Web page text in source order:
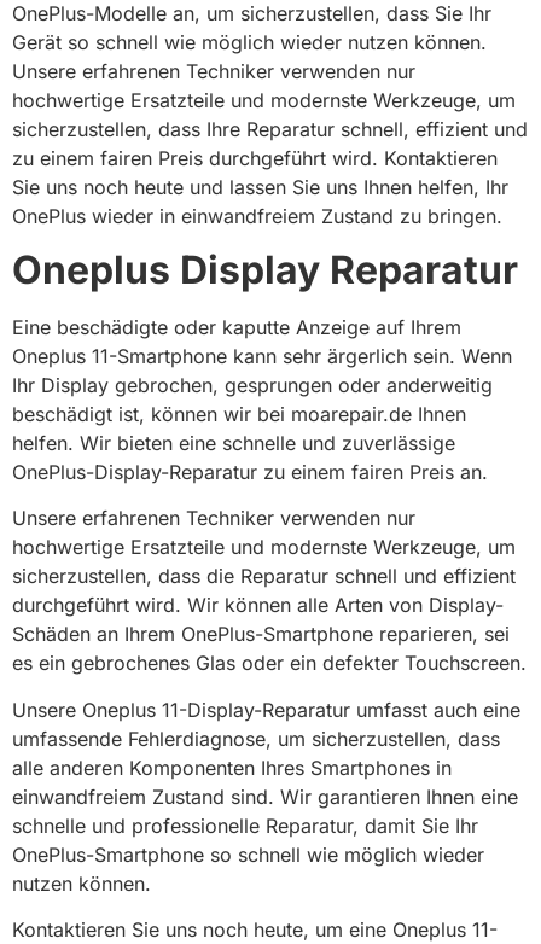
OnePlus-Modelle an, um sicherzustellen, dass Sie Ihr
Gerät so schnell wie möglich wieder nutzen können.
Unsere erfahrenen Techniker verwenden nur
hochwertige Ersatzteile und modernste Werkzeuge, um
sicherzustellen, dass Ihre Reparatur schnell, effizient und
zu einem fairen Preis durchgeführt wird. Kontaktieren
Sie uns noch heute und lassen Sie uns Ihnen helfen, Ihr
OnePlus wieder in einwandfreiem Zustand zu bringen.
Oneplus Display Reparatur​
Eine beschädigte oder kaputte Anzeige auf Ihrem
Oneplus 11-Smartphone kann sehr ärgerlich sein. Wenn
Ihr Display gebrochen, gesprungen oder anderweitig
beschädigt ist, können wir bei moarepair.de Ihnen
helfen. Wir bieten eine schnelle und zuverlässige
OnePlus-Display-Reparatur zu einem fairen Preis an.
Unsere erfahrenen Techniker verwenden nur
hochwertige Ersatzteile und modernste Werkzeuge, um
sicherzustellen, dass die Reparatur schnell und effizient
durchgeführt wird. Wir können alle Arten von Display-
Schäden an Ihrem OnePlus-Smartphone reparieren, sei
es ein gebrochenes Glas oder ein defekter Touchscreen.
Unsere Oneplus 11-Display-Reparatur umfasst auch eine
umfassende Fehlerdiagnose, um sicherzustellen, dass
alle anderen Komponenten Ihres Smartphones in
einwandfreiem Zustand sind. Wir garantieren Ihnen eine
schnelle und professionelle Reparatur, damit Sie Ihr
OnePlus-Smartphone so schnell wie möglich wieder
nutzen können.
Kontaktieren Sie uns noch heute, um eine Oneplus 11-